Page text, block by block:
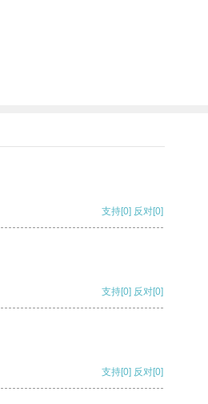
支持[0] 反对[0]
支持[0] 反对[0]
支持[0] 反对[0]